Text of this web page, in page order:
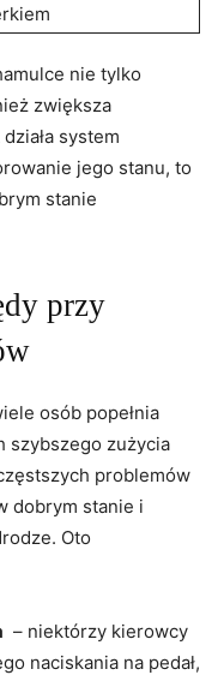
⁣nie tylko
zwiększa
system
jego stanu, to
stanie
przy
osób ‍popełnia
szybszego zużycia
problemów
dobrym stanie i
Oto
‌ – niektórzy kierowcy
naciskania ‌na pedał,